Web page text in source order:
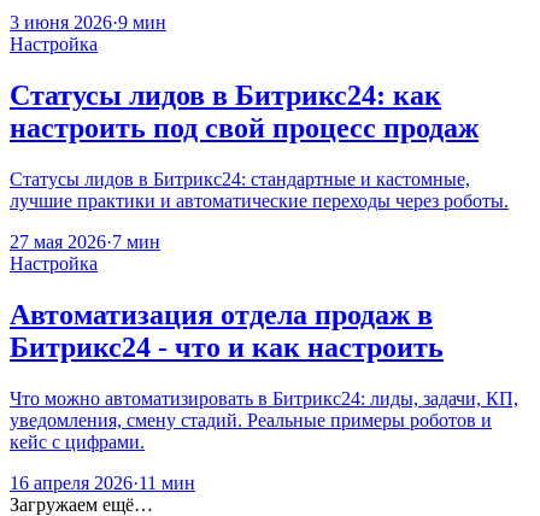
3 июня 2026·9 мин
Настройка
Статусы лидов в Битрикс24: как
настроить под свой процесс продаж
Статусы лидов в Битрикс24: стандартные и кастомные,
лучшие практики и автоматические переходы через роботы.
27 мая 2026·7 мин
Настройка
Автоматизация отдела продаж в
Битрикс24 - что и как настроить
Что можно автоматизировать в Битрикс24: лиды, задачи, КП,
уведомления, смену стадий. Реальные примеры роботов и
кейс с цифрами.
16 апреля 2026·11 мин
Загружаем ещё…